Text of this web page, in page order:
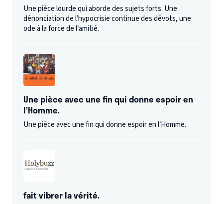
Une pièce lourde qui aborde des sujets forts. Une
dénonciation de l’hypocrisie continue des dévots, une
ode à la force de l’amitié.
Une pièce avec une fin qui donne espoir en
l’Homme.
Une pièce avec une fin qui donne espoir en l’Homme.
fait vibrer la vérité.